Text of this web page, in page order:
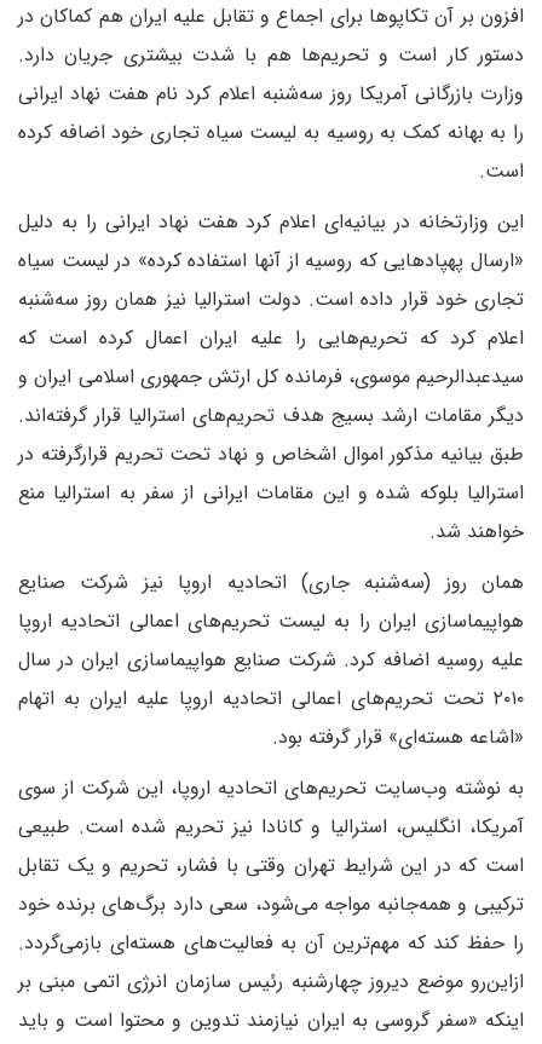
افزون بر آن تکاپوها برای اجماع و تقابل علیه ایران هم کماکان در
دستور کار است و تحریم‌ها هم با شدت بیشتری جریان دارد.
وزارت بازرگانی آمریکا روز سه‌شنبه اعلام کرد نام هفت نهاد ایرانی
را به بهانه کمک به روسیه به لیست سیاه تجاری خود اضافه کرده
است.
این وزارتخانه در بیانیه‌ای اعلام کرد هفت نهاد ایرانی را به دلیل
«ارسال پهپادهایی که روسیه از آنها استفاده کرده» در لیست سیاه
تجاری خود قرار داده است. دولت استرالیا نیز همان روز سه‌شنبه
اعلام کرد که تحریم‌هایی را علیه ایران اعمال کرده است که
سیدعبدالرحیم موسوی، فرمانده کل ارتش جمهوری اسلامی ایران و
دیگر مقامات ارشد بسیج هدف تحریم‌های استرالیا قرار گرفته‌اند.
طبق بیانیه مذکور اموال اشخاص و نهاد تحت تحریم قرار‌گرفته در
استرالیا بلوکه شده و این مقامات ایرانی از سفر به استرالیا منع
خواهند شد.‌
همان روز (سه‌شنبه جاری) اتحادیه اروپا نیز شرکت صنایع
هواپیماسازی ایران را به لیست تحریم‌های اعمالی اتحادیه اروپا
علیه روسیه اضافه کرد. شرکت صنایع هواپیماسازی ایران در سال
۲۰۱۰ تحت تحریم‌های اعمالی اتحادیه اروپا علیه ایران به اتهام
«اشاعه هسته‌ای» قرار گرفته بود.
به نوشته وب‌سایت تحریم‌های اتحادیه اروپا، این شرکت از سوی
آمریکا، انگلیس، استرالیا و کانادا نیز تحریم شده است. طبیعی
است که در این شرایط تهران وقتی با فشار، تحریم و یک تقابل
ترکیبی و همه‌جانبه مواجه می‌شود، سعی دارد برگ‌های برنده خود
را حفظ کند که مهم‌ترین آن به فعالیت‌های هسته‌ای بازمی‌گردد.‌
از‌این‌رو موضع دیروز چهارشنبه رئیس سازمان انرژی اتمی مبنی بر
اینکه «سفر گروسی به ایران نیازمند تدوین و محتوا است و باید